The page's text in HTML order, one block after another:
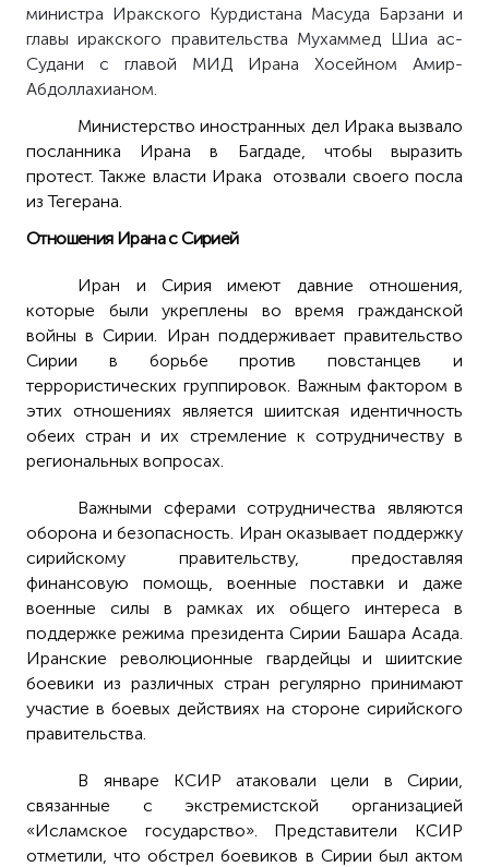
министра Иракского Курдистана Масуда Барзани и
главы иракского правительства Мухаммед Шиа ас-
Судани с главой МИД Ирана Хосейном Амир-
Абдоллахианом.
Министерство иностранных дел Ирака вызвало
посланника Ирана в Багдаде, чтобы выразить
протест. Также власти Ирака отозвали своего посла
из Тегерана.
Отношения Ирана с Сирией
Иран и Сирия имеют давние отношения,
которые были укреплены во время гражданской
войны в Сирии. Иран поддерживает правительство
Сирии в борьбе против повстанцев и
террористических группировок. Важным фактором в
этих отношениях является шиитская идентичность
обеих стран и их стремление к сотрудничеству в
региональных вопросах.
Важными сферами сотрудничества являются
оборона и безопасность. Иран оказывает поддержку
сирийскому правительству, предоставляя
финансовую помощь, военные поставки и даже
военные силы в рамках их общего интереса в
поддержке режима президента Сирии Башара Асада.
Иранские революционные гвардейцы и шиитские
боевики из различных стран регулярно принимают
участие в боевых действиях на стороне сирийского
правительства.
В январе КСИР атаковали цели в Сирии,
связанные с экстремистской организацией
«Исламское государство». Представители КСИР
отметили, что обстрел боевиков в Сирии был актом